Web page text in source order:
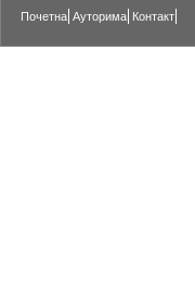
Почетна Ауторима Контакт